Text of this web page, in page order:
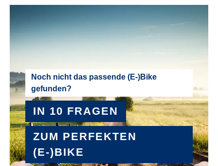
MOTOR :
MOTOR-LEISTUNG :
85 Nm
MOTOR-TYP :
Bosch Performance Line CX GEN5 smart System
MOTOR-UNTERSTÜTZUNG :
Noch nicht das passende (E-)Bike
gefunden?
IN 10 FRAGEN
ZUM PERFEKTEN
(E-)BIKE